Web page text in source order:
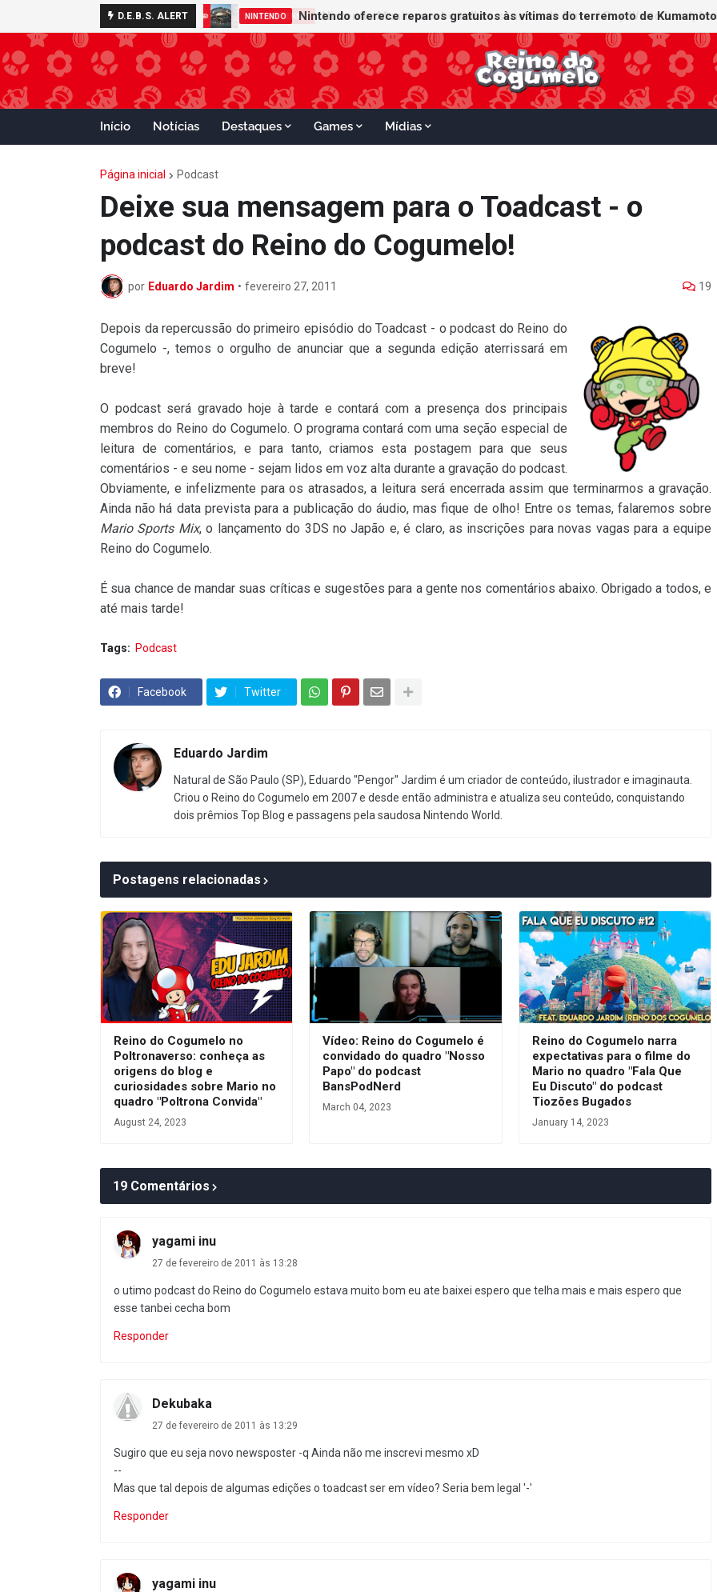
D.E.B.S. ALERT MARIO TENNIS
Início Notícias Destaques Games Mídias
Página inicial Podcast
Deixe sua mensagem para o Toadcast - o
podcast do Reino do Cogumelo!
por Eduardo Jardim • fevereiro 27, 2011 19
Depois da repercussão do primeiro episódio do Toadcast - o podcast do Reino do
Cogumelo -, temos o orgulho de anunciar que a segunda edição aterrissará em
breve!
O podcast será gravado hoje à tarde e contará com a presença dos principais
membros do Reino do Cogumelo. O programa contará com uma seção especial de
leitura de comentários, e para tanto, criamos esta postagem para que seus
comentários - e seu nome - sejam lidos em voz alta durante a gravação do podcast.
Obviamente, e infelizmente para os atrasados, a leitura será encerrada assim que terminarmos a gravação.
Ainda não há data prevista para a publicação do áudio, mas fique de olho! Entre os temas, falaremos sobre
Mario Sports Mix, o lançamento do 3DS no Japão e, é claro, as inscrições para novas vagas para a equipe
Reino do Cogumelo.
É sua chance de mandar suas críticas e sugestões para a gente nos comentários abaixo. Obrigado a todos, e
até mais tarde!
Tags: Podcast
Facebook Twitter
Eduardo Jardim
Natural de São Paulo (SP), Eduardo "Pengor" Jardim é um criador de conteúdo, ilustrador e imaginauta.
Criou o Reino do Cogumelo em 2007 e desde então administra e atualiza seu conteúdo, conquistando
dois prêmios Top Blog e passagens pela saudosa Nintendo World.
Postagens relacionadas
Reino do Cogumelo no
Poltronaverso: conheça as
origens do blog e
curiosidades sobre Mario no
quadro "Poltrona Convida"
August 24, 2023
Vídeo: Reino do Cogumelo é
convidado do quadro "Nosso
Papo" do podcast
BansPodNerd
March 04, 2023
Reino do Cogumelo narra
expectativas para o filme do
Mario no quadro "Fala Que
Eu Discuto" do podcast
Tiozões Bugados
January 14, 2023
19 Comentários
yagami inu
27 de fevereiro de 2011 às 13:28
o utimo podcast do Reino do Cogumelo estava muito bom eu ate baixei espero que telha mais e mais espero que
esse tanbei cecha bom
Responder
Dekubaka
27 de fevereiro de 2011 às 13:29
Sugiro que eu seja novo newsposter -q Ainda não me inscrevi mesmo xD
--
Mas que tal depois de algumas edições o toadcast ser em vídeo? Seria bem legal '-'
Responder
yagami inu